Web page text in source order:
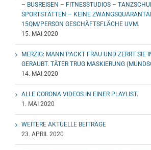
– BUSREISEN – FITNESSTUDIOS –
SPORTSTÄTTEN – KEINE
15QM/PERSON GESCHÄFTSFLÄCHE UVM.
15. MAI 2020
MERZIG: MANN PACKT FRAU UND ZERRT SIE
GERAUBT. TÄTER TRUG MASKIERUNG
14. MAI 2020
ALLE CORONA VIDEOS IN EINER PLAYLIST.
1. MAI 2020
WEITERE AKTUELLE BEITRÄGE
23. APRIL 2020